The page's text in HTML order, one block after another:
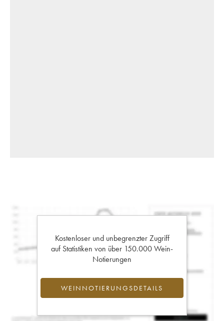
Kostenloser und unbegrenzter Zugriff
auf Statistiken von über 150.000 Wein-
Notierungen
WEINNOTIERUNGSDETAILS